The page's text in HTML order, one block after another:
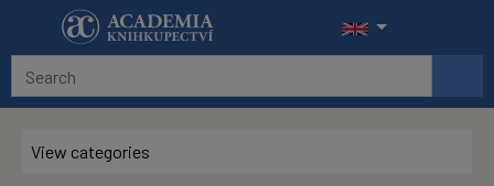
Skip to main content
View categories